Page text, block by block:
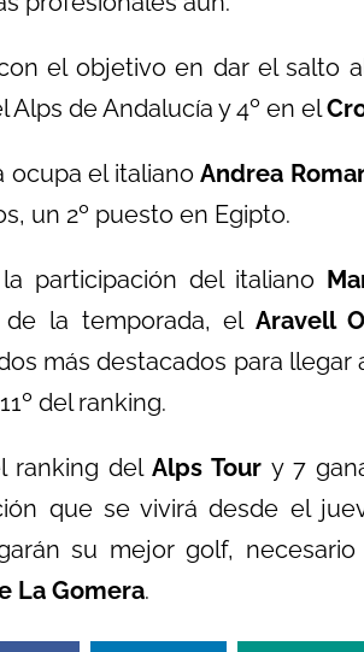
el objetivo en dar el salto
Alps de Andalucía y 4º en el
ocupa el italiano Andrea
un 2º puesto en Egipto.
participación del italiano
la temporada, el Aravell
más destacados para
del ranking.
ranking delAlps Tour y 7
que se vivirá desde el
su mejor golf,
La Gomera.